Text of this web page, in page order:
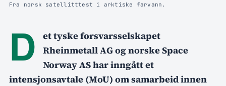
Fra norsk satellitttest i arktiske farvann.
D
et tyske forsvarsselskapet
Rheinmetall AG og norske Space
Norway AS har inngått et
intensjonsavtale (MoU) om samarbeid innen